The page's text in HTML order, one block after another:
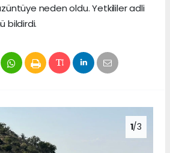
neden oldu. Yetkililer adli
bildirdi.
1/3